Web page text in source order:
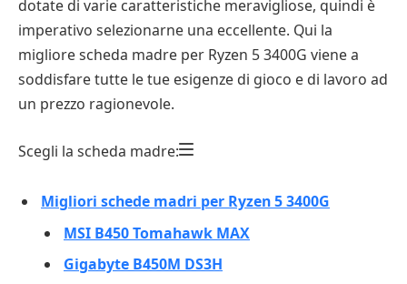
dotate di varie caratteristiche meravigliose, quindi è
imperativo selezionarne una eccellente. Qui la
migliore scheda madre per Ryzen 5 3400G viene a
soddisfare tutte le tue esigenze di gioco e di lavoro ad
un prezzo ragionevole.
Scegli la scheda madre:
Migliori schede madri per Ryzen 5 3400G
MSI B450 Tomahawk MAX
Gigabyte B450M DS3H